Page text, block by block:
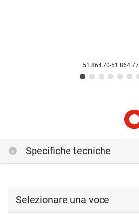
51.864.70-51.864.77
Specifiche tecniche
Selezionare una voce